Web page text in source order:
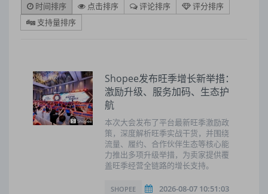
时间排序 点击排序 评论排序
评分排序
支持量排序
Shopee发布旺季增长新举措：
激励升级、服务加码、生态护
航
本次大会发布了平台最新旺季激励政
策，深度解析旺季实战干货，并围绕
流量、履约、合作伙伴生态等核心能
力推出多项升级举措，为卖家提供覆
盖旺季经营全链路的增长支持。
SHOPEE
2026-08-07 10:51:03